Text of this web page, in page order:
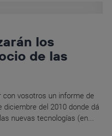
los
de las
vosotros un informe de
diciembre del 2010 donde dá
nuevas tecnologías (en...